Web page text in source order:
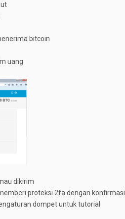
bitcoin
uang
dikirim
proteksi 2fa dengan konfirmasi
dompet untuk tutorial